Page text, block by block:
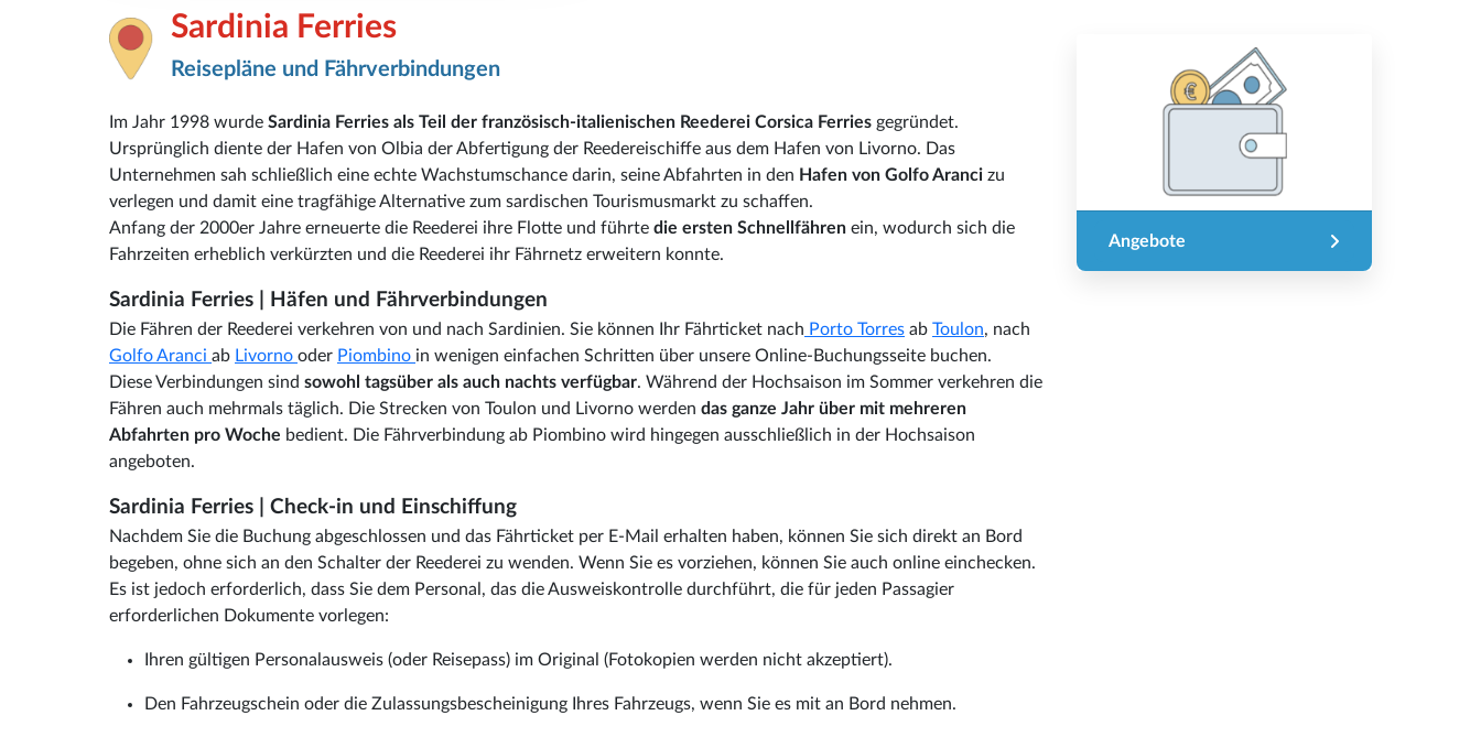
Sardinia Ferries
Reisepläne und Fährverbindungen
Im Jahr 1998 wurde Sardinia Ferries als Teil der französisch-italienischen Reederei Corsica Ferries gegründet.
Ursprünglich diente der Hafen von Olbia der Abfertigung der Reedereischiffe aus dem Hafen von Livorno. Das
Unternehmen sah schließlich eine echte Wachstumschance darin, seine Abfahrten in den Hafen von Golfo Aranci zu
verlegen und damit eine tragfähige Alternative zum sardischen Tourismusmarkt zu schaffen.
Anfang der 2000er Jahre erneuerte die Reederei ihre Flotte und führte die ersten Schnellfähren ein, wodurch sich die
Fahrzeiten erheblich verkürzten und die Reederei ihr Fährnetz erweitern konnte.
Sardinia Ferries | Häfen und Fährverbindungen
Die Fähren der Reederei verkehren von und nach Sardinien. Sie können Ihr Fährticket nach Porto Torres ab Toulon, nach
Golfo Aranci ab Livorno oder Piombino in wenigen einfachen Schritten über unsere Online-Buchungsseite buchen.
Diese Verbindungen sind sowohl tagsüber als auch nachts verfügbar. Während der Hochsaison im Sommer verkehren die
Fähren auch mehrmals täglich. Die Strecken von Toulon und Livorno werden das ganze Jahr über mit mehreren
Abfahrten pro Woche bedient. Die Fährverbindung ab Piombino wird hingegen ausschließlich in der Hochsaison
angeboten.
Sardinia Ferries | Check-in und Einschiffung
Nachdem Sie die Buchung abgeschlossen und das Fährticket per E-Mail erhalten haben, können Sie sich direkt an Bord
begeben, ohne sich an den Schalter der Reederei zu wenden. Wenn Sie es vorziehen, können Sie auch online einchecken.
Es ist jedoch erforderlich, dass Sie dem Personal, das die Ausweiskontrolle durchführt, die für jeden Passagier
erforderlichen Dokumente vorlegen:
Ihren gültigen Personalausweis (oder Reisepass) im Original (Fotokopien werden nicht akzeptiert).
Den Fahrzeugschein oder die Zulassungsbescheinigung Ihres Fahrzeugs, wenn Sie es mit an Bord nehmen.
Angebote